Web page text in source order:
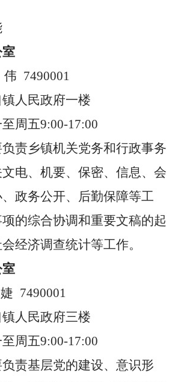
室
7490001
人民政府一楼
周五9:00-17:00
责乡镇机关党务和行政事务
电、机要、保密、信息、会
政务公开、后勤保障等工
的综合协调和重要文稿的起
经济调查统计等工作。
室
7490001
人民政府三楼
周五9:00-17:00
责基层党的建设、意识形